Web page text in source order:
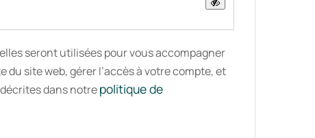
seront utilisées pour vous accompagner
du site web, gérer l’accès à votre compte, et
dans notrepolitique de